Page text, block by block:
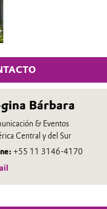
Bárbara
& Eventos
Central y del Sur
+55 11 3146-4170